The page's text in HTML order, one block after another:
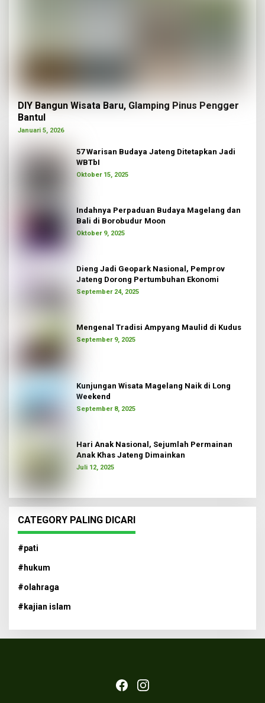
DIY Bangun Wisata Baru, Glamping Pinus Pengger
Bantul
Januari 5, 2026
57 Warisan Budaya Jateng Ditetapkan Jadi
WBTbI
Oktober 15, 2025
Indahnya Perpaduan Budaya Magelang dan
Bali di Borobudur Moon
Oktober 9, 2025
Dieng Jadi Geopark Nasional, Pemprov
Jateng Dorong Pertumbuhan Ekonomi
September 24, 2025
Mengenal Tradisi Ampyang Maulid di Kudus
September 9, 2025
Kunjungan Wisata Magelang Naik di Long
Weekend
September 8, 2025
Hari Anak Nasional, Sejumlah Permainan
Anak Khas Jateng Dimainkan
Juli 12, 2025
CATEGORY PALING DICARI
#pati
#hukum
#olahraga
#kajian islam